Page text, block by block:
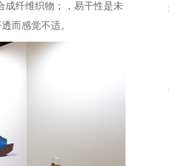
成纤维织物；，易干性是未
而感觉不适。